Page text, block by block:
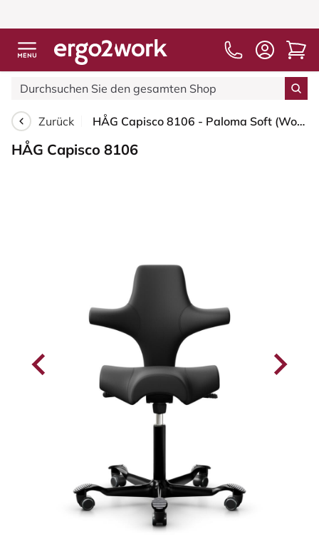
Zurück HÅG Capisco 8106 - Paloma Soft (Wollsdorf) - Semi-Anilinleder - PL56100 Black - Schwarz - 265 mm (Sitzhöhe 53-79cm) - Harte Rollen für weiche Böden
HÅG Capisco 8106